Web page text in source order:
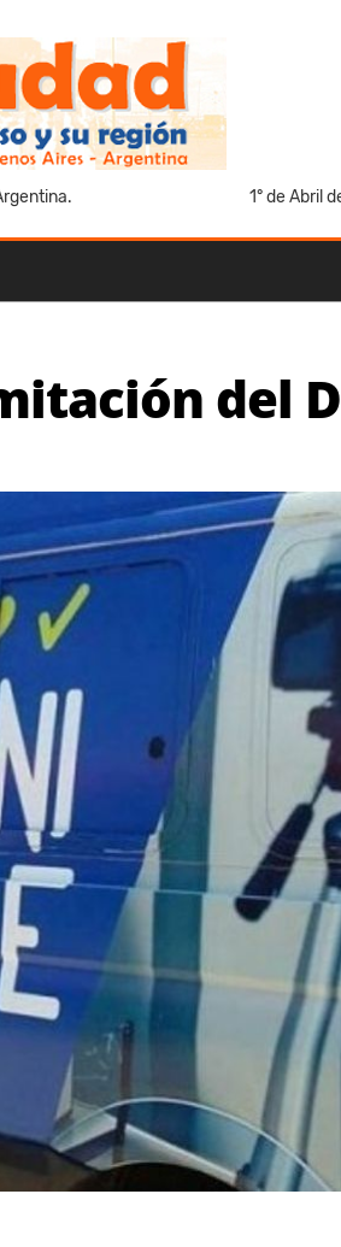
1° de Abril
del